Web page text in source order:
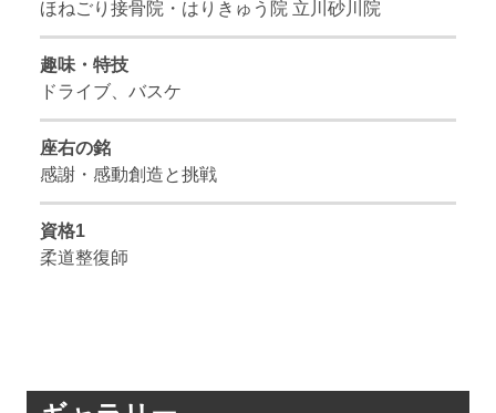
ほねごり接骨院・はりきゅう院 立川砂川院
趣味・特技
ドライブ、バスケ
座右の銘
感謝・感動創造と挑戦
資格1
柔道整復師